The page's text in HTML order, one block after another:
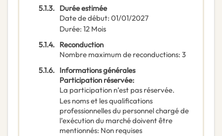
5.1.3. Durée estimée
Date de début: 01/01/2027
Durée: 12 Mois
5.1.4. Reconduction
Nombre maximum de reconductions: 3
5.1.6. Informations générales
Participation réservée:
La participation n’est pas réservée.
Les noms et les qualifications
professionnelles du personnel chargé de
l’exécution du marché doivent être
mentionnés: Non requises